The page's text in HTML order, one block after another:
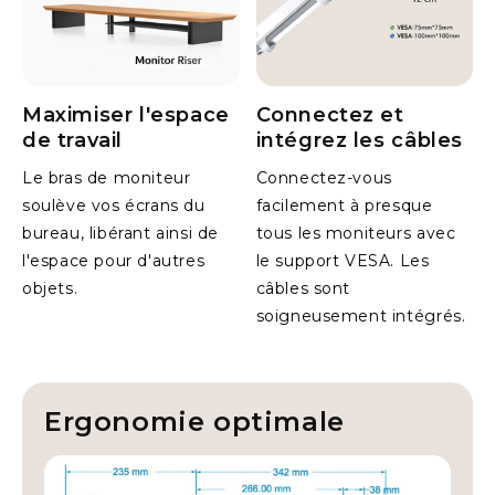
Caractéristiques techniques
Bras pour moniteur à ressort à gaz simple en
argent
• Taille d'écran : 17 à 35 pouces
• Charge maximale : 8 kg
• VESA : 75x75 et 100x100 mm
• Montage : pince de bureau ou œillet
• Garantie : 5 ans
Rehausseur d'écran en chêne
• Dimensions : 107 × 24 × 11 cm
Maximiser l'espace
de travail
Le bras de moniteur
soulève vos écrans du
bureau, libérant ainsi de
l'espace pour d'autres
objets.
Connectez et
intégrez les câbles
Connectez-vous
facilement à presque
tous les moniteurs avec
le support VESA. Les
câbles sont
soigneusement intégrés.
Ergonomie optimale